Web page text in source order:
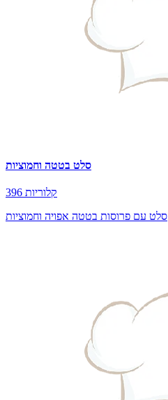
סלט בטטה וחמוציות
396 קלוריות
סלט עם פרוסות בטטה אפויה וחמוציות